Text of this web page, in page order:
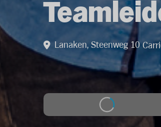
Lanaken, Steenweg 10
Solliciteer op deze job